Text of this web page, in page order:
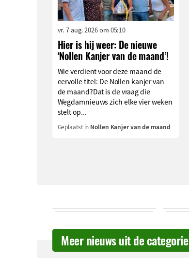
vr. 7 aug. 2026 om 05:10
Hier is hij weer: De nieuwe
‘Nollen Kanjer van de maand’!
Wie verdient voor deze maand de
eervolle titel: De Nollen kanjer van
de maand?Dat is de vraag die
Wegdamnieuws zich elke vier weken
stelt op...
Geplaatst in Nollen Kanjer van de maand
Meer nieuws uit de